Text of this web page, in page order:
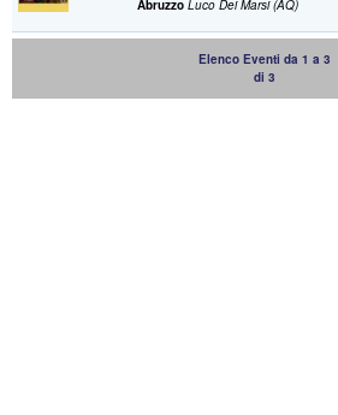
Abruzzo Luco Dei Marsi (AQ)
Elenco Eventi da 1 a 3
di 3